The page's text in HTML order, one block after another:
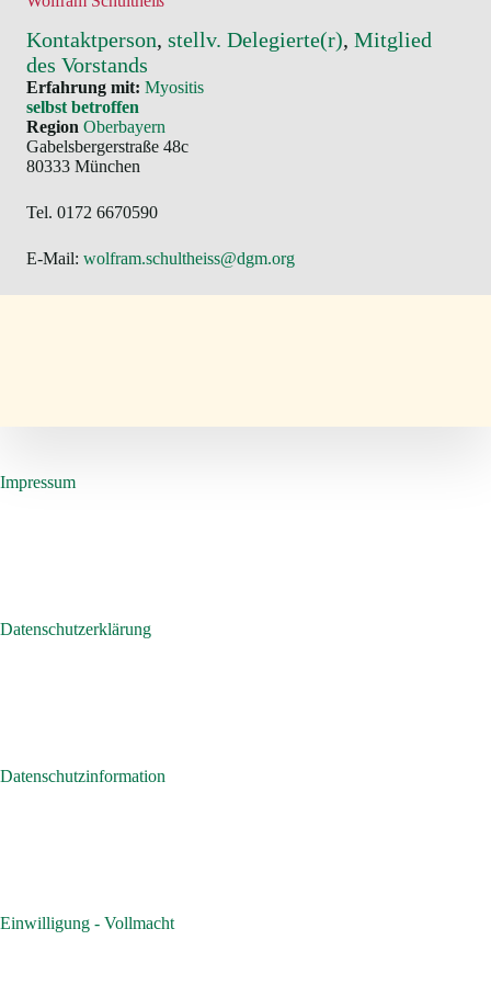
Kontaktperson, stellv. Delegierte(r), Mitglied
des Vorstands
Erfahrung mit: Myositis
selbst betroffen
Region Oberbayern
Gabelsbergerstraße 48c
80333 München
Tel. 0172 6670590
E-Mail: wolfram.schultheiss@dgm.org
Impressum
Datenschutzerklärung
Datenschutzinformation
Einwilligung - Vollmacht